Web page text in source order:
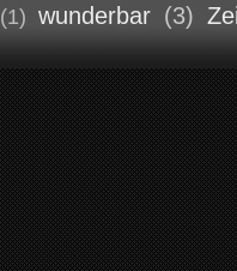
(1) wunderbar (3)